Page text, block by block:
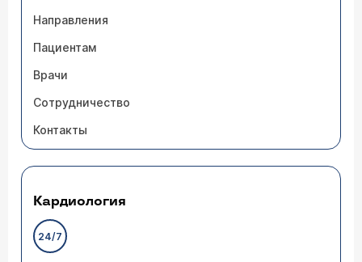
Направления
Пациентам
Врачи
Сотрудничество
Контакты
Кардиология
24/7